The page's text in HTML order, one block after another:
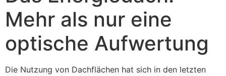
Mehr als nur eine
optische Aufwertung
Die Nutzung von Dachflächen hat sich in den letzten